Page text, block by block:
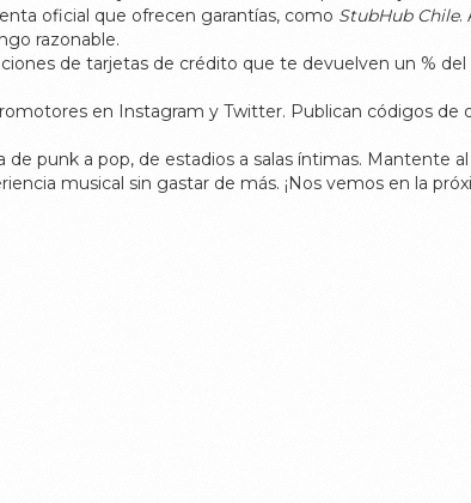
oficial que ofrecen garantías, como StubHub Chile.
razonable.
de tarjetas de crédito que te devuelven un %
en Instagram y Twitter. Publican códigos de
punk a pop, de estadios a salas íntimas. Mantente
musical sin gastar de más. ¡Nos vemos en la